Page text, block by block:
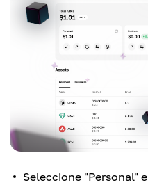
Seleccione "Personal"